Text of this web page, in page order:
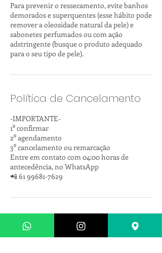
Para prevenir o ressecamento, evite banhos
demorados e superquentes (esse hábito pode
remover a oleosidade natural da pele) e
sabonetes perfumados ou com ação
adstringente (busque o produto adequado
para o seu tipo de pele).
Política de Cancelamento
-IMPORTANTE-
1⁰ confirmar
2⁰ agendamento
3⁰ cancelamento ou remarcação
Entre em contato com 04:00 horas de
antecedência, no WhatsApp
📲 61 99681-7629
Informações de contato